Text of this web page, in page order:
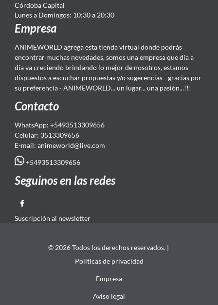
Córdoba Capital
Lunes a Domingos: 10:30 a 20:30
Empresa
ANIMEWORLD agrega esta tienda virtual donde podrás
encontrar muchas novedades, somos una empresa que día a
día va creciendo brindando lo mejor de nosotros, estamos
dispuestos a escuchar propuestas y/o sugerencias - gracias por
su preferencia - ANIMEWORLD... un lugar... una pasión...!!!
Contacto
WhatsApp: +5493513309656
Celular: 3513309656
E-mail: animeworld@live.com
+5493513309656
Seguinos en las redes
Suscripción al newsletter
© 2026 Todos los derechos reservados. |
Politicas de privacidad
Empresa
Aviso legal